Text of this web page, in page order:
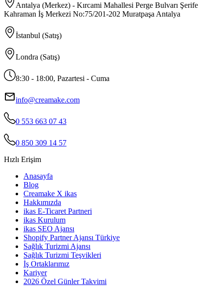
Antalya (Merkez) - Kırcami Mahallesi Perge Bulvarı Şerife
Kahraman İş Merkezi No:75/201-202 Muratpaşa Antalya
İstanbul (Satış)
Londra (Satış)
8:30 - 18:00, Pazartesi - Cuma
info@creamake.com
0 553 663 07 43
0 850 309 14 57
Hızlı Erişim
Anasayfa
Blog
Creamake X ikas
Hakkımızda
ikas E-Ticaret Partneri
ikas Kurulum
ikas SEO Ajansı
Shopify Partner Ajansı Türkiye
Sağlık Turizmi Ajansı
Sağlık Turizmi Teşvikleri
İş Ortaklarımız
Kariyer
2026 Özel Günler Takvimi